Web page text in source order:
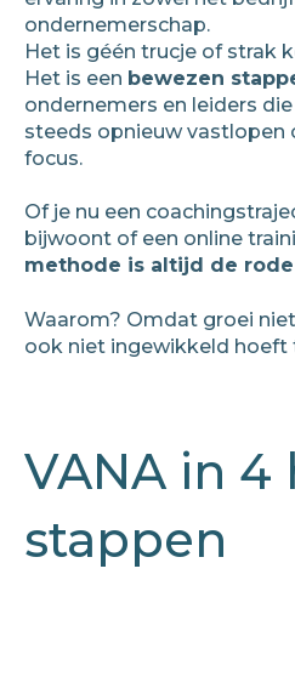
ondernemerschap.
Het is géén trucje of strak
Het is een bewezen
ondernemers en leiders
steeds opnieuw vastlopen
focus.
Of je nu een
bijwoont of een online
methode is altijd de
Waarom? Omdat groei
ook niet ingewikkeld hoeft
VANA in 4
stappen